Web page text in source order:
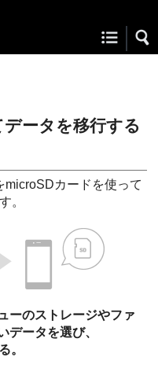
ータを移行する
カードを使って
。
ーのストレージやファ
データを選び、
。